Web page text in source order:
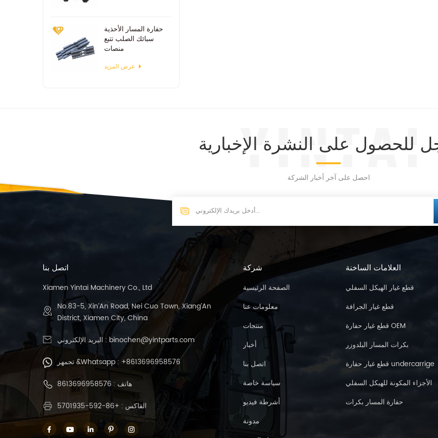
حفارة المسار الأحذية
سبائك الصلب تتبع
منصات
عرض المزيد
للحصول على النشرة الإخبارية
احصل على آخر أخبار الشركة
اتصل بنا
Xiamen Yintai Machinery Co., Ltd
No.83-5, Xin’An Road, Nei Cuo Town, Xiang’An
District, Xiamen City, China
البريد الإلكتروني : binochen@yintparts.com
تجمهر &Whatsapp : +8613696958576
هاتف : 8613696958576
الفاكس : +86-592-5701935
شركة
الصفحة الرئيسية
معلومات عنا
منتجات
أخبار
اتصل بنا
سياسة خاصة
أشرطة فيديو
مدونة
العلامات الساخنة
قطع غيار الهيكل السفلي
قطع غيار الجرافة
قطع غيار حفارة OEM
بكرات المسار البلدوزر
قطع غيار حفارة undercarrige
الأجزاء المكونة للهيكل السفلي
حفارة المسار بكرات